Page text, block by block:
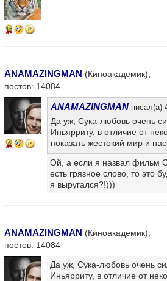
15
ANAMAZINGMAN (Киноакадемик),
постов: 14084
6
ANAMAZINGMAN писал(а)
Да уж, Сука-любовь очень
Иньярриту, в отличие от
показать жестокий мир и
Ой, а если я назвал фильм
есть грязное слово, то это
я выругался?!)))
ANAMAZINGMAN (Киноакадемик),
постов: 14084
Да уж, Сука-любовь очень
Иньярриту, в отличие от